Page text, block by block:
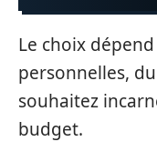
Le choix
personnelles,
souhaitez
budget.